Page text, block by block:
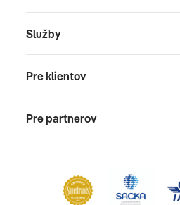
Služby
Pre klientov
Pre partnerov